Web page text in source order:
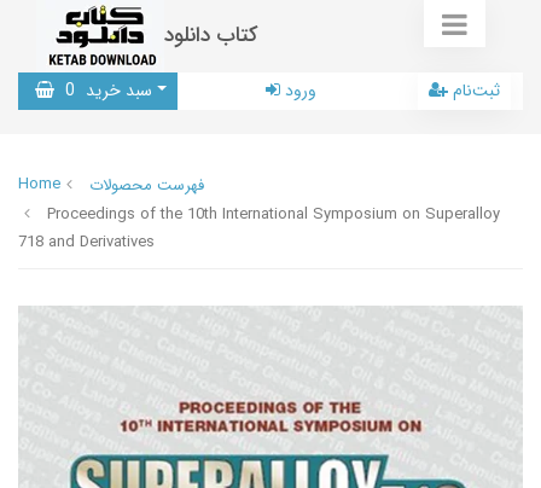
کتاب دانلود
سبد خرید 0 ورود ثبت‌نام
Home
فهرست محصولات
Proceedings of the 10th International Symposium on Superalloy
718 and Derivatives